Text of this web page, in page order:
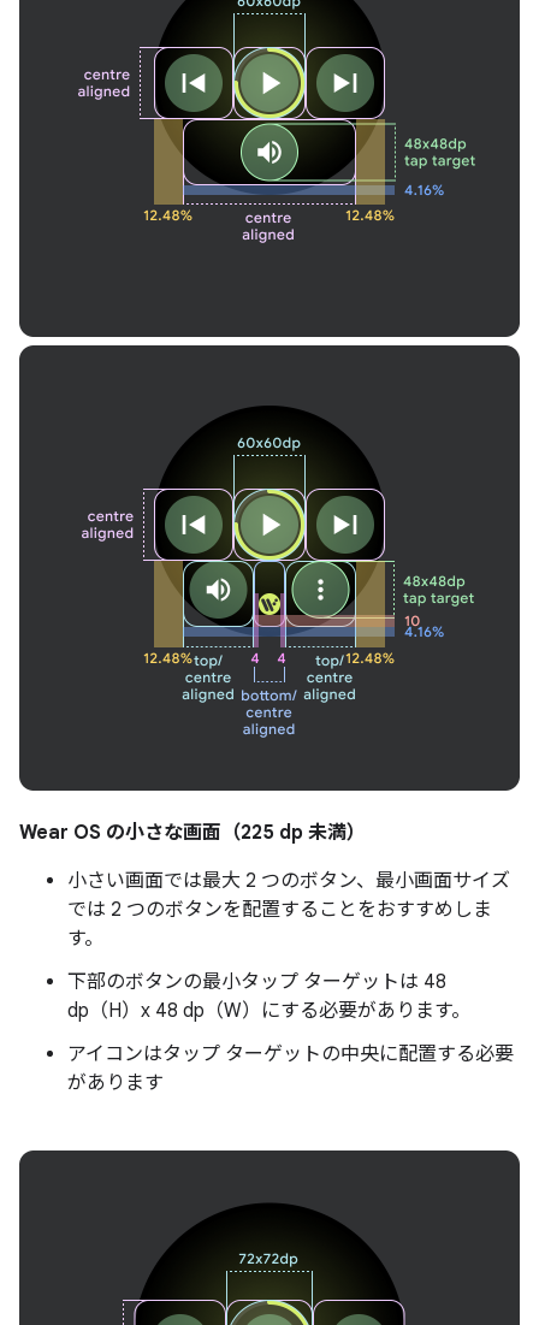
Wear OS の小さな画面（225 dp 未満）
小さい画面では最大 2 つのボタン、最小画面サイズ
では 2 つのボタンを配置することをおすすめしま
す。
下部のボタンの最小タップ ターゲットは 48
dp（H）x 48 dp（W）にする必要があります。
アイコンはタップ ターゲットの中央に配置する必要
があります